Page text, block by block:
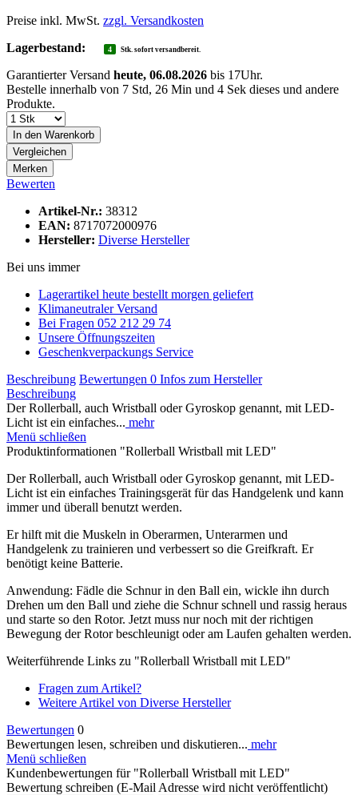
Preise inkl. MwSt. zzgl. Versandkosten
Lagerbestand:
4 Stk. sofort versandbereit.
Garantierter Versand heute, 06.08.2026 bis 17Uhr.
Bestelle innerhalb von 7 Std, 26 Min und 3 Sek dieses und andere
Produkte.
In den Warenkorb
Vergleichen
Merken
Bewerten
Artikel-Nr.: 38312
EAN: 8717072000976
Hersteller: Diverse Hersteller
Bei uns immer
Lagerartikel heute bestellt morgen geliefert
Klimaneutraler Versand
Bei Fragen 052 212 29 74
Unsere Öffnungszeiten
Geschenkverpackungs Service
Beschreibung Bewertungen 0 Infos zum Hersteller
Beschreibung
Der Rollerball, auch Wristball oder Gyroskop genannt, mit LED-
Licht ist ein einfaches... mehr
Menü schließen
Produktinformationen "Rollerball Wristball mit LED"
Der Rollerball, auch Wristball oder Gyroskop genannt, mit LED-
Licht ist ein einfaches Trainingsgerät für das Handgelenk und kann
immer und überall benutzt werden.
Er hilft mit die Muskeln in Oberarmen, Unterarmen und
Handgelenk zu trainieren und verbessert so die Greifkraft. Er
benötigt keine Batterie.
Anwendung: Fädle die Schnur in den Ball ein, wickle ihn durch
Drehen um den Ball und ziehe die Schnur schnell und rassig heraus
und starte so den Rotor. Jetzt muss nur noch mit der richtigen
Bewegung der Rotor beschleunigt oder am Laufen gehalten werden.
Weiterführende Links zu "Rollerball Wristball mit LED"
Fragen zum Artikel?
Weitere Artikel von Diverse Hersteller
Bewertungen 0
Bewertungen lesen, schreiben und diskutieren... mehr
Menü schließen
Kundenbewertungen für "Rollerball Wristball mit LED"
Bewertung schreiben (E-Mail Adresse wird nicht veröffentlicht)